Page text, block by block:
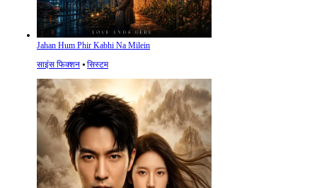
Jahan Hum Phir Kabhi Na Milein
साइंस फिक्शन ⦁ सिस्टम